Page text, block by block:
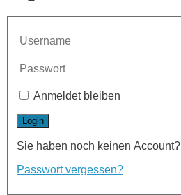
Anmeldet bleiben
Sie haben noch keinen Account?
Passwort vergessen?